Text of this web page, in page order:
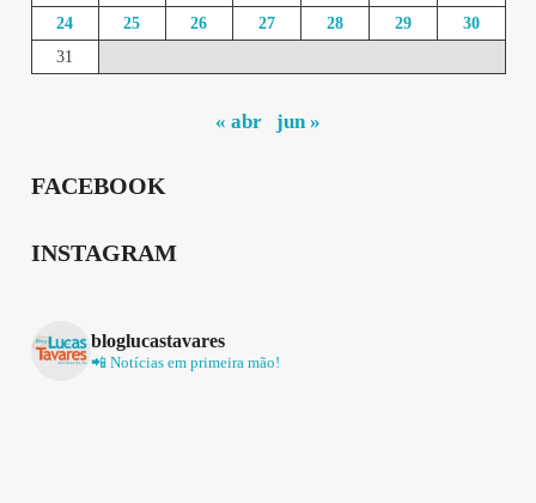
24
25 26 27 28 29
30
31
« abr jun »
FACEBOOK
INSTAGRAM
bloglucastavares
📲 Notícias em primeira mão!